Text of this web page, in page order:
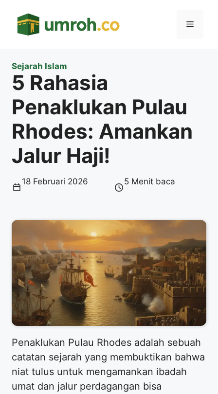
Menu
Sejarah Islam
5 Rahasia
Penaklukan Pulau
Rhodes: Amankan
Jalur Haji!
18 Februari 2026 5 Menit baca
Penaklukan Pulau Rhodes adalah sebuah
catatan sejarah yang membuktikan bahwa
niat tulus untuk mengamankan ibadah
umat dan jalur perdagangan bisa